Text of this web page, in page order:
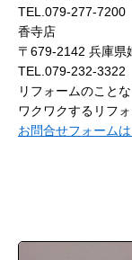
TEL.079-277-
香寺店
〒679-2142 兵庫県
TEL.079-232-3322
リフォームのこと
ワクワクするリフ
お問合せフォーム